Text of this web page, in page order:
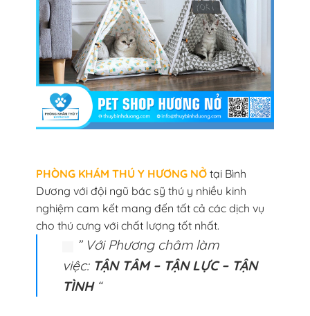
PHÒNG KHÁM THÚ Y HƯƠNG NỞtại Bình
Dương với đội ngũ bác sỹ thú y nhiều kinh
nghiệm cam kết mang đến tất cả các dịch vụ
cho thú cưng với chất lượng tốt nhất.
” Với Phương châm làm
việc: TẬN TÂM – TẬN LỰC – TẬN
TÌNH“